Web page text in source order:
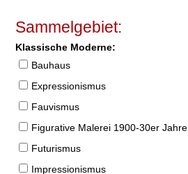
Sammelgebiet:
Klassische Moderne:
Bauhaus
Expressionismus
Fauvismus
Figurative Malerei 1900-30er Jahre
Futurismus
Impressionismus